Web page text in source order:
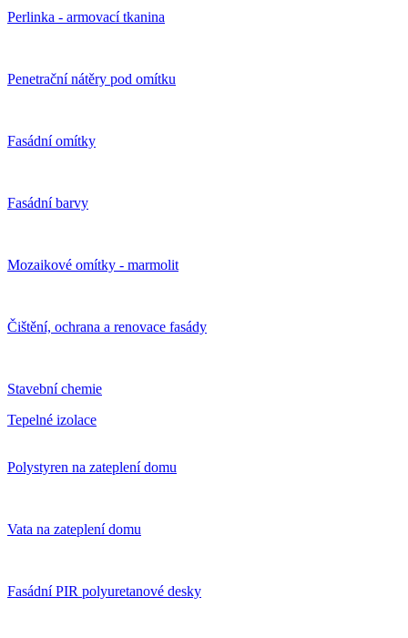
Perlinka - armovací tkanina
Penetrační nátěry pod omítku
Fasádní omítky
Fasádní barvy
Mozaikové omítky - marmolit
Čištění, ochrana a renovace fasády
Stavební chemie
Tepelné izolace
Polystyren na zateplení domu
Vata na zateplení domu
Fasádní PIR polyuretanové desky